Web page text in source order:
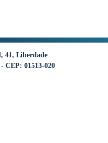
41, Liberdade
CEP: 01513-020